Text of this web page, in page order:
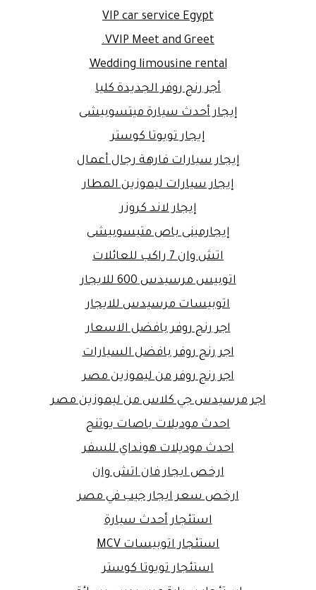
VIP car service Egypt
VVIP Meet and Greet.
Wedding limousine rental
أجر رنج روفر الجديدة كليا
إيجار أحدث سيارة ميتسوبيشى
إيجار تويوتا كوستر
إيجار سيارات فارهة رجال أعمال
إيجار سيارات ليموزين المطار
إيجار لاند كروزر
إيجارمينى باص متيسوبيشى
اتش وان 7 راكب للعائلات
اتوبيس مرسيدس 600 للايجار
اتوبيسات مرسيدس للايجار
اجر رنج روفر بافضل الاسعار
اجر رنج روفر بافضل السيارات
اجر رنج روفر من ليموزين مصر
اجر مرسيدس جي كلاس من ليموزين مصر
احدث موديلات باصات يوتنج
احدث موديلات هونداي للسفر
ارخص ايجار فان اتش وان
ارخص سعر ايجار جيب في مصر
استئجار أحدث سيارة
استئجار اتوبيسات MCV
استئجار تويوتا كوستر